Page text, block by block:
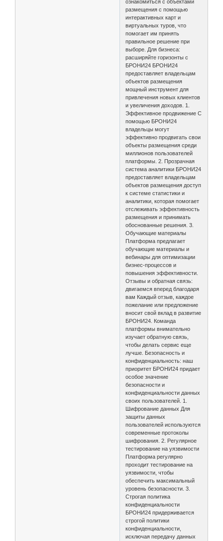
ознакомиться с объектами
размещения с помощью
интерактивных карт и
виртуальных туров, что
помогает им принять
правильное решение при
выборе. Для бизнеса:
расширяйте горизонты с
БРОНИ24 БРОНИ24
предоставляет владельцам
объектов размещения
мощный инструмент для
привлечения новых клиентов
и увеличения доходов. 1.
Эффективное продвижение С
помощью БРОНИ24
владельцы могут
эффективно продвигать свои
объекты размещения среди
миллионов пользователей
платформы. 2. Прозрачная
система аналитики БРОНИ24
предоставляет владельцам
объектов размещения доступ
к системе статистики и
аналитики, которая помогает
отслеживать эффективность
размещения и принимать
обоснованные решения. 3.
Обучающие материалы
Платформа предлагает
обучающие материалы и
вебинары для оптимизации
бизнес-процессов и
повышения эффективности.
Отзывы и обратная связь:
двигаемся вперед благодаря
вам Каждый отзыв, каждое
пожелание или предложение
вносит свой вклад в развитие
БРОНИ24. Команда
платформы внимательно
изучает обратную связь,
чтобы делать сервис еще
лучше. Безопасность и
конфиденциальность: наш
приоритет БРОНИ24 придает
особое значение
безопасности и
конфиденциальности данных
своих пользователей. 1.
Шифрование данных Для
защиты данных
пользователей используются
современные протоколы
шифрования. 2. Регулярное
тестирование на уязвимости
Платформа регулярно
проходит тестирование на
уязвимости, чтобы
обеспечить максимальный
уровень безопасности. 3.
Строгая политика
конфиденциальности
БРОНИ24 придерживается
строгой политики
конфиденциальности,
исключая передачу данных